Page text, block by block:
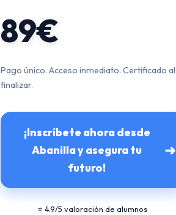
89€
Pago único. Acceso inmediato. Certificado al
finalizar.
¡Inscríbete ahora desde
Abanilla y asegura tu
futuro!
➜
⭐ 4.9/5 valoración de alumnos